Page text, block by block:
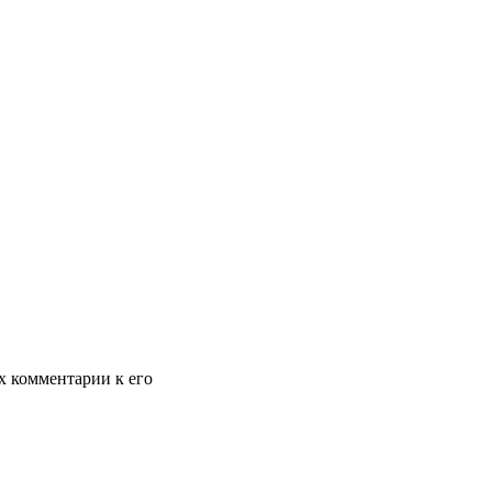
комментарии к его